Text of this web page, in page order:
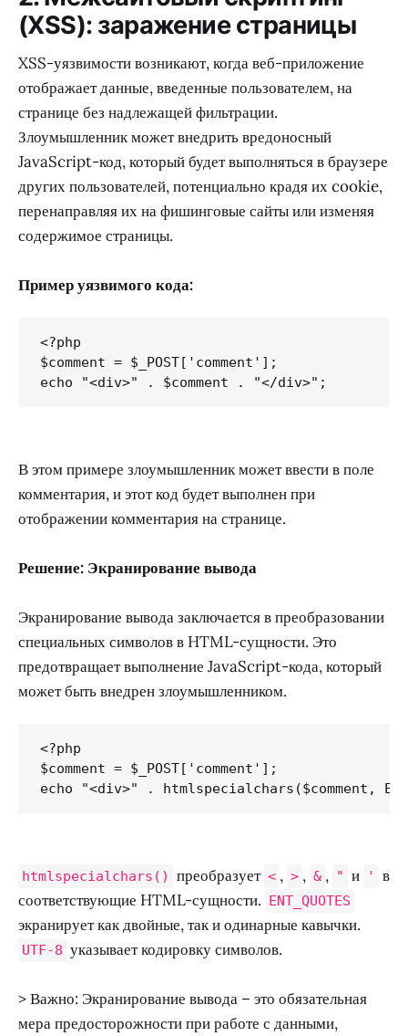
(XSS): заражение страницы
XSS-уязвимости возникают, когда веб-приложение
отображает данные, введенные пользователем, на
странице без надлежащей фильтрации.
Злоумышленник может внедрить вредоносный
JavaScript-код, который будет выполняться в браузере
других пользователей, потенциально крадя их cookie,
перенаправляя их на фишинговые сайты или изменяя
содержимое страницы.
Пример уязвимого кода:
<?php
$comment = $_POST['comment'];
В этом примере злоумышленник может ввести в поле
комментария, и этот код будет выполнен при
отображении комментария на странице.
Решение: Экранирование вывода
Экранирование вывода заключается в преобразовании
специальных символов в HTML-сущности. Это
предотвращает выполнение JavaScript-кода, который
может быть внедрен злоумышленником.
<?php
$comment = $_POST['comment'];
htmlspecialchars() преобразует < , > , & , " и '
в
соответствующие HTML-сущности. ENT_QUOTES
экранирует как двойные, так и одинарные кавычки.
UTF-8 указывает кодировку символов.
> Важно: Экранирование вывода – это обязательная
мера предосторожности при работе с данными,